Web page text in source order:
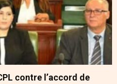
contre l’accord de